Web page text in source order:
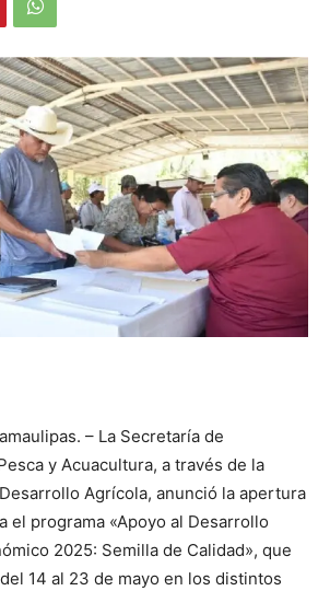
– La Secretaría de
y Acuacultura, a través de la
Agrícola, anunció la apertura
el programa «Apoyo al Desarrollo
2025: Semilla de Calidad», que
14 al 23 de mayo en los distintos